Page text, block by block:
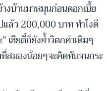
างบ้านมาหมุนก่อนดอกเบี้ย
ล้ว 200,000 บาท ทำไงดี
เฮียตี๋ก็ยังย้ำวิตกคำเดิมๆ
สมองน้อยๆจะคิดทันจนกระ